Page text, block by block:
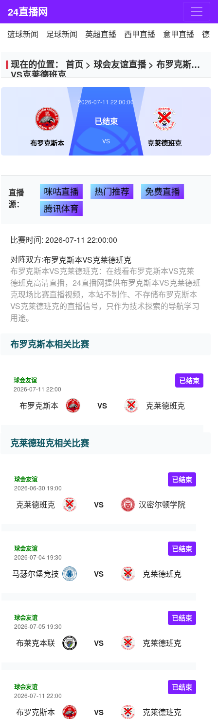
24直播网
篮球新闻 足球新闻 英超直播 西甲直播 意甲直播 德
现在的位置： 首页 > 球会友谊直播> 布罗克斯本
VS克莱德班克
布罗克斯本 克莱德班克
2026-07-11 22:00:00
已结束
VS
直播
源：
咪咕直播 热门推荐
免费直播
腾讯体育
比赛时间: 2026-07-11 22:00:00
对阵双方:布罗克斯本VS克莱德班克
布罗克斯本VS克莱德班克：在线看布罗克斯本VS克莱
德班克高清直播，24直播网提供布罗克斯本VS克莱德班
克现场比赛直播视频，本站不制作、不存储布罗克斯本
VS克莱德班克的直播信号，只作为技术探索的导航学习
用途。
布罗克斯本相关比赛
球会友谊
2026-07-11 22:00
布罗克斯本 VS 克莱德班克
已结束
克莱德班克相关比赛
球会友谊
2026-06-30 19:00
克莱德班克 VS 汉密尔顿学院
已结束
球会友谊
2026-07-04 19:30
马瑟尔堡竞技 VS 克莱德班克
已结束
球会友谊
2026-07-05 19:30
布莱克本联 VS 克莱德班克
已结束
球会友谊
2026-07-11 22:00
布罗克斯本 VS 克莱德班克
已结束